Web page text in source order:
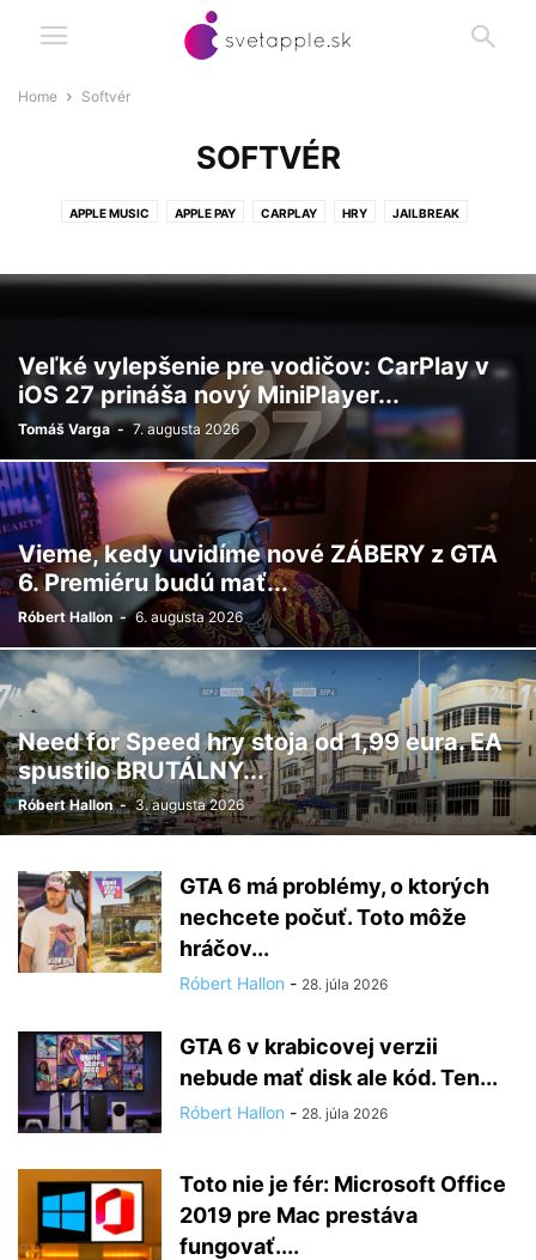
Home Softvér
SOFTVÉR
APPLE MUSIC APPLE PAY CARPLAY HRY JAILBREAK
Veľké vylepšenie pre vodičov: CarPlay v
iOS 27 prináša nový MiniPlayer...
Tomáš Varga - 7. augusta 2026
Vieme, kedy uvidíme nové ZÁBERY z GTA
6. Premiéru budú mať...
Róbert Hallon - 6. augusta 2026
Need for Speed hry stoja od 1,99 eura. EA
spustilo BRUTÁLNY...
Róbert Hallon - 3. augusta 2026
GTA 6 má problémy, o ktorých
nechcete počuť. Toto môže
hráčov...
Róbert Hallon - 28. júla 2026
GTA 6 v krabicovej verzii
nebude mať disk ale kód. Ten...
Róbert Hallon - 28. júla 2026
Toto nie je fér: Microsoft Office
2019 pre Mac prestáva
fungovať....